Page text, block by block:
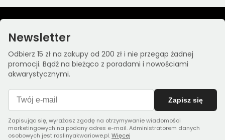
Newsletter
Odbierz 15 zł na zakupy od 200 zł i nie przegap żadnej
promocji. Bądź na bieżąco z poradami i nowościami
akwarystycznymi.
Zapisz się
Zapisując się, wyrażasz zgodę na otrzymywanie wiadomości
marketingowych na podany adres e-mail. Administratorem danych
osobowych jest roslinyakwariowe.pl.Więcej